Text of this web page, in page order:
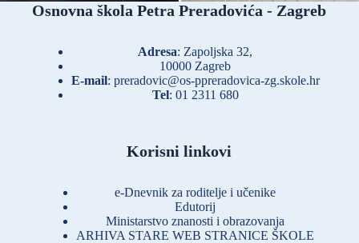
Osnovna škola Petra Preradovića - Zagreb
Adresa: Zapoljska 32,
10000 Zagreb
E-mail: preradovic@os-ppreradovica-zg.skole.hr
Tel: 01 2311 680
Korisni linkovi
e-Dnevnik za roditelje i učenike
Edutorij
Ministarstvo znanosti i obrazovanja
ARHIVA STARE WEB STRANICE ŠKOLE